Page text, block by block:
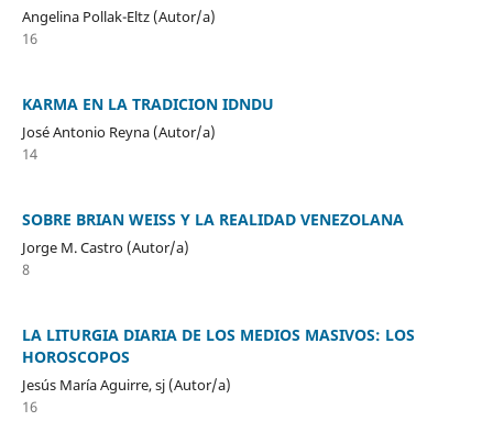
Angelina Pollak-Eltz (Autor/a)
16
KARMA EN LA TRADICION IDNDU
José Antonio Reyna (Autor/a)
14
SOBRE BRIAN WEISS Y LA REALIDAD VENEZOLANA
Jorge M. Castro (Autor/a)
8
LA LITURGIA DIARIA DE LOS MEDIOS MASIVOS: LOS
HOROSCOPOS
Jesús María Aguirre, sj (Autor/a)
16